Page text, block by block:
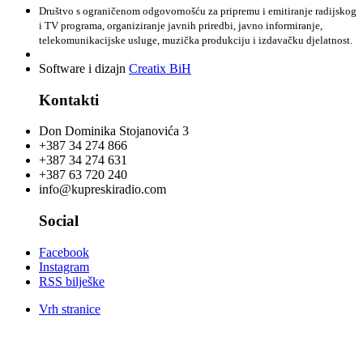
Društvo s ograničenom odgovornošću za pripremu i emitiranje radijskog
i TV programa, organiziranje javnih priredbi, javno informiranje,
telekomunikacijske usluge, muzička produkciju i izdavačku djelatnost.
Software i dizajn Creatix BiH
Kontakti
Don Dominika Stojanovića 3
+387 34 274 866
+387 34 274 631
+387 63 720 240
info@kupreskiradio.com
Social
Facebook
Instagram
RSS bilješke
Vrh stranice